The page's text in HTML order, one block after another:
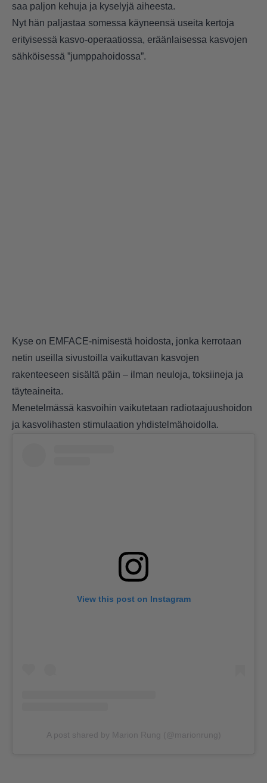
saa paljon kehuja ja kyselyjä aiheesta.
Nyt hän paljastaa somessa käyneensä useita kertoja
erityisessä kasvo-operaatiossa, eräänlaisessa kasvojen
sähköisessä ”jumppahoidossa”.
Kyse on EMFACE-nimisestä hoidosta, jonka kerrotaan
netin useilla sivustoilla vaikuttavan kasvojen
rakenteeseen sisältä päin – ilman neuloja, toksiineja ja
täyteaineita.
Menetelmässä kasvoihin vaikutetaan radiotaajuushoidon
ja kasvolihasten stimulaation yhdistelmähoidolla.
View this post on Instagram
A post shared by Marion Rung (@marionrung)